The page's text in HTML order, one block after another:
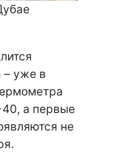
– уже в
а первые
не